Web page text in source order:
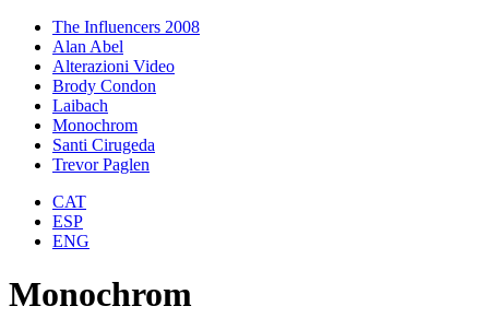
The Influencers 2008
Alan Abel
Alterazioni Video
Brody Condon
Laibach
Monochrom
Santi Cirugeda
Trevor Paglen
CAT
ESP
ENG
Monochrom